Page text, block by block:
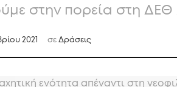
στην πορεία στη ΔΕΘ
2021 σε Δράσεις